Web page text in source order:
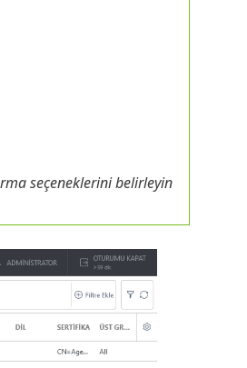
seçeneklerini belirleyin